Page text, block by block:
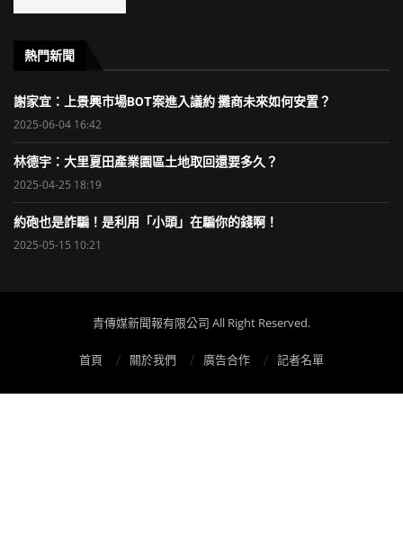
熱門新聞
謝家宜：上景興市場BOT案進入議約 攤商未來如何安置？
2025-06-04 16:42
林德宇：大里夏田產業園區土地取回還要多久？
2025-04-25 18:19
約砲也是詐騙！是利用「小頭」在騙你的錢啊！
2025-05-15 10:21
青傳媒新聞報有限公司 All Right Reserved.
首頁 關於我們 廣告合作 記者名單